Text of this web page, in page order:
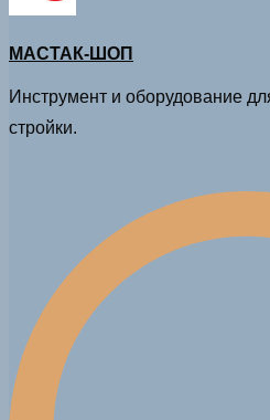
МАСТАК-ШОП
Инструмент и оборудование
стройки.